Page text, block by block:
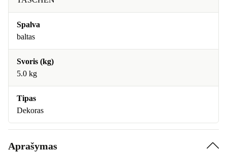
Spalva
baltas
Svoris (kg)
5.0 kg
Tipas
Dekoras
Aprašymas